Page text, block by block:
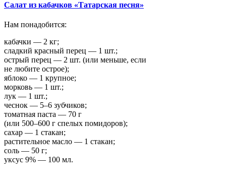
Салат из кабачков «Татарская песня»
Нам понадобится:
кабачки — 2 кг;
сладкий красный перец — 1 шт.;
острый перец — 2 шт. (или меньше, если
не любите острое);
яблоко — 1 крупное;
морковь — 1 шт.;
лук — 1 шт.;
чеснок — 5–6 зубчиков;
томатная паста — 70 г
(или 500–600 г спелых помидоров);
сахар — 1 стакан;
растительное масло — 1 стакан;
соль — 50 г;
уксус 9% — 100 мл.